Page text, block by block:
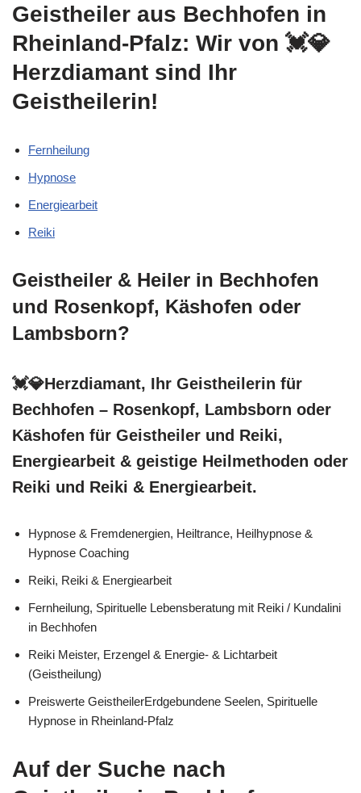
Geistheiler aus Bechhofen in
Rheinland-Pfalz: Wir von 💓️💎
Herzdiamant sind Ihr
Geistheilerin!
Fernheilung
Hypnose
Energiearbeit
Reiki
Geistheiler & Heiler in Bechhofen
und Rosenkopf, Käshofen oder
Lambsborn?
💓️💎Herzdiamant, Ihr Geistheilerin für
Bechhofen – Rosenkopf, Lambsborn oder
Käshofen für Geistheiler und Reiki,
Energiearbeit & geistige Heilmethoden oder
Reiki und Reiki & Energiearbeit.
Hypnose & Fremdenergien, Heiltrance, Heilhypnose &
Hypnose Coaching
Reiki, Reiki & Energiearbeit
Fernheilung, Spirituelle Lebensberatung mit Reiki / Kundalini
in Bechhofen
Reiki Meister, Erzengel & Energie- & Lichtarbeit
(Geistheilung)
Preiswerte GeistheilerErdgebundene Seelen, Spirituelle
Hypnose in Rheinland-Pfalz
Auf der Suche nach